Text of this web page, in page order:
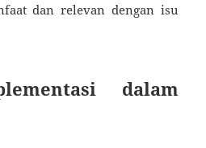
dan relevan dengan isu
dalam